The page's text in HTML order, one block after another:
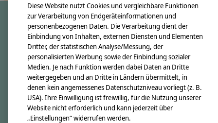
crêpes suzette
Über uns
Unsere Creppies
Nähkästchen
Unsere Stoffe
Impressum
Diese Website nutzt Cookies und vergleichbare Funktionen
zur Verarbeitung von Endgeräteinformationen und
personenbezogenen Daten. Die Verarbeitung dient der
Einbindung von Inhalten, externen Diensten und Elementen
Dritter, der statistischen Analyse/Messung, der
personalisierten Werbung sowie der Einbindung sozialer
Medien. Je nach Funktion werden dabei Daten an Dritte
weitergegeben und an Dritte in Ländern übermittelt, in
denen kein angemessenes Datenschutzniveau vorliegt (z. B.
USA). Ihre Einwilligung ist freiwillig, für die Nutzung unserer
Website nicht erforderlich und kann jederzeit über
„Einstellungen“ widerrufen werden.